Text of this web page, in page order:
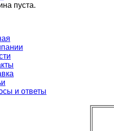
пуста.
и ответы